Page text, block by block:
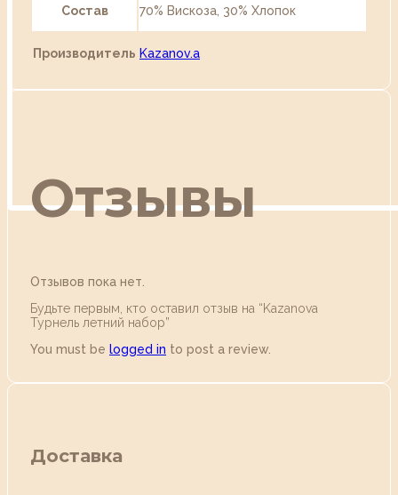
Состав 70% Вискоза, 30% Хлопок
Производитель Kazanov.a
Отзывы
Отзывов пока нет.
Будьте первым, кто оставил отзыв на “Kazanova
Турнель летний набор”
You must be logged in to post a review.
Доставка